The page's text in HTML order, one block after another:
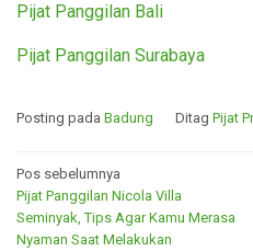
Pijat Panggilan Bali
Pijat Panggilan Surabaya
Posting pada Badung Ditag Pijat
Navigasi
pos
Pos sebelumnya
Pijat Panggilan Nicola Villa
Seminyak, Tips Agar Kamu Merasa
Nyaman Saat Melakukan